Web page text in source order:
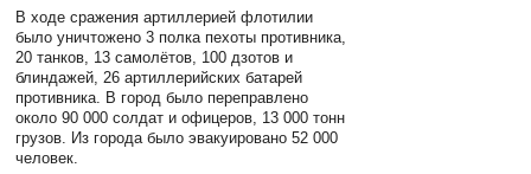
В ходе сражения артиллерией флотилии
было уничтожено 3 полка пехоты противника,
20 танков, 13 самолётов, 100 дзотов и
блиндажей, 26 артиллерийских батарей
противника. В город было переправлено
около 90 000 солдат и офицеров, 13 000 тонн
грузов. Из города было эвакуировано 52 000
человек.